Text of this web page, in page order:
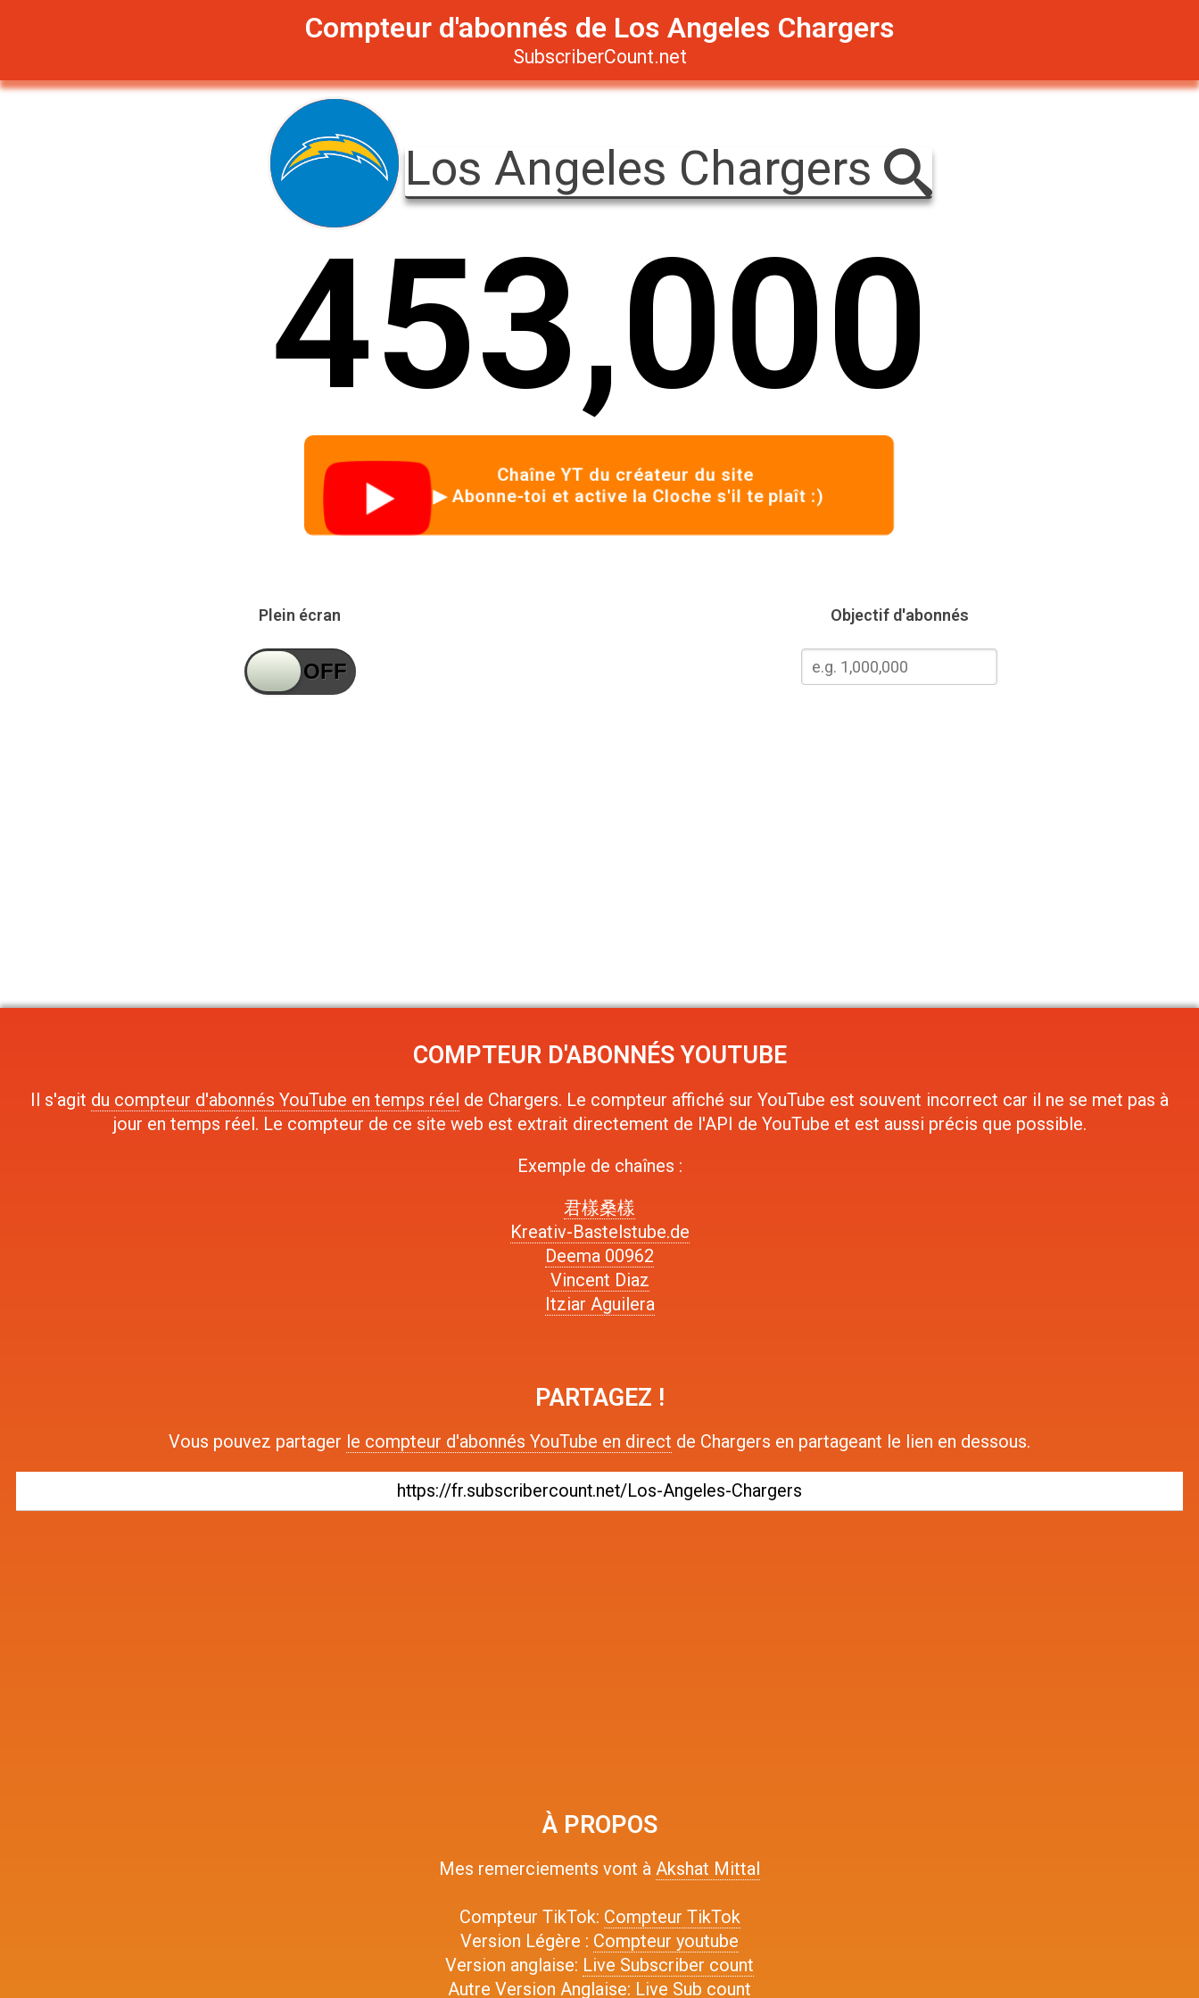
Compteur d'abonnés de Los Angeles Chargers
SubscriberCount.net
Los Angeles Chargers
453,000
Chaîne YT du créateur du site
▶ Abonne-toi et active la Cloche s'il te plaît :)
Plein écran Objectif d'abonnés
COMPTEUR D'ABONNÉS YOUTUBE
Il s'agit du compteur d'abonnés YouTube en temps réel de Chargers. Le compteur affiché sur YouTube est souvent incorrect car il ne se met pas à
jour en temps réel. Le compteur de ce site web est extrait directement de l'API de YouTube et est aussi précis que possible.
Exemple de chaînes :
君樣桑樣
Kreativ-Bastelstube.de
Deema 00962
Vincent Diaz
Itziar Aguilera
PARTAGEZ !
Vous pouvez partager le compteur d'abonnés YouTube en direct de Chargers en partageant le lien en dessous.
À PROPOS
Mes remerciements vont à Akshat Mittal
Compteur TikTok: Compteur TikTok
Version Légère : Compteur youtube
Version anglaise: Live Subscriber count
Autre Version Anglaise: Live Sub count